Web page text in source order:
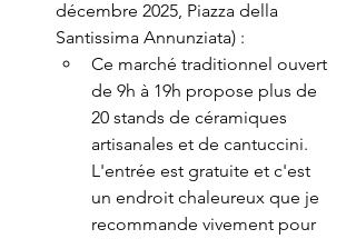
décembre 2025, Piazza della
Santissima Annunziata) :
Ce marché traditionnel ouvert
de 9h à 19h propose plus de
20 stands de céramiques
artisanales et de cantuccini.
L'entrée est gratuite et c'est
un endroit chaleureux que je
recommande vivement pour